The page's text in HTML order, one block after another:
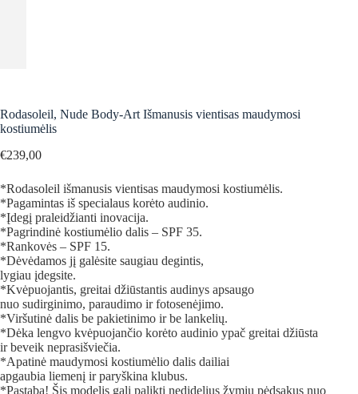
Rodasoleil, Nude Body-Art Išmanusis vientisas maudymosi
kostiumėlis
€239,00
*Rodasoleil išmanusis vientisas maudymosi kostiumėlis.
*Pagamintas iš specialaus korėto audinio.
*Įdegį praleidžianti inovacija.
*Pagrindinė kostiumėlio dalis – SPF 35.
*Rankovės – SPF 15.
*Dėvėdamos jį galėsite saugiau degintis,
lygiau įdegsite.
*Kvėpuojantis, greitai džiūstantis audinys apsaugo
nuo sudirginimo, paraudimo ir fotosenėjimo.
*Viršutinė dalis be pakietinimo ir be lankelių.
*Dėka lengvo kvėpuojančio korėto audinio ypač greitai džiūsta
ir beveik neprasišviečia.
*Apatinė maudymosi kostiumėlio dalis dailiai
apgaubia liemenį ir paryškina klubus.
*Pastaba! Šis modelis gali palikti nedidelius žymių pėdsakus nuo